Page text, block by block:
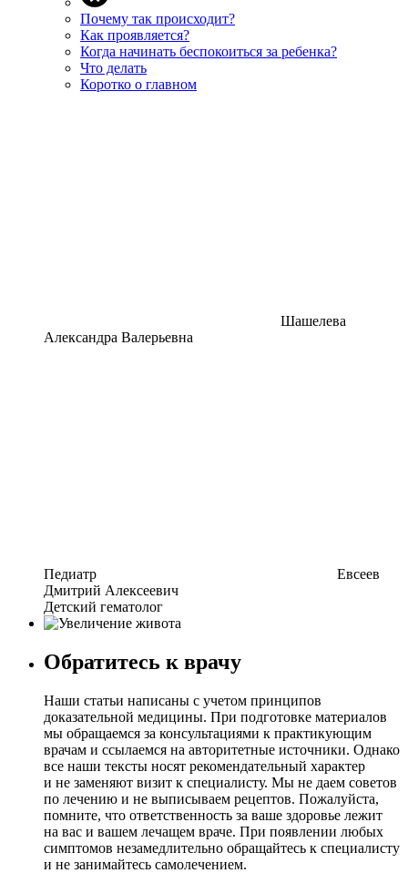
Почему так происходит?
Как проявляется?
Когда начинать беспокоиться за ребенка?
Что делать
Коротко о главном
Шашелева
Александра Валерьевна
Педиатр
Евсеев
Дмитрий Алексеевич
Детский гематолог
Обратитесь к врачу
Наши статьи написаны с учетом принципов
доказательной медицины. При подготовке материалов
мы обращаемся за консультациями к практикующим
врачам и ссылаемся на авторитетные источники. Однако
все наши тексты носят рекомендательный характер
и не заменяют визит к специалисту. Мы не даем советов
по лечению и не выписываем рецептов. Пожалуйста,
помните, что ответственность за ваше здоровье лежит
на вас и вашем лечащем враче. При появлении любых
симптомов незамедлительно обращайтесь к специалисту
и не занимайтесь самолечением.